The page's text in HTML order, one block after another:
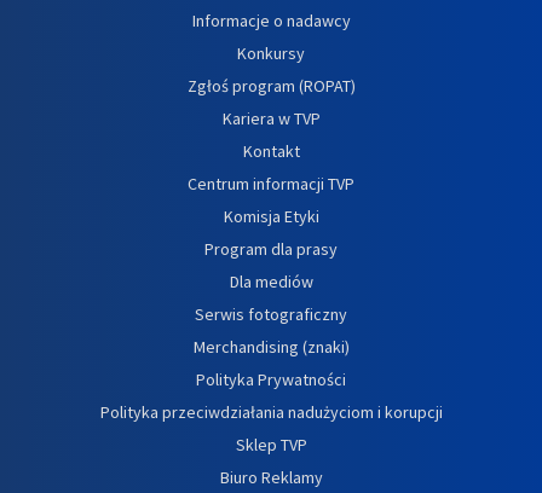
Informacje o nadawcy
Konkursy
Zgłoś program (ROPAT)
Kariera w TVP
Kontakt
Centrum informacji TVP
Komisja Etyki
Program dla prasy
Dla mediów
Serwis fotograficzny
Merchandising (znaki)
Polityka Prywatności
Polityka przeciwdziałania nadużyciom i korupcji
Sklep TVP
Biuro Reklamy